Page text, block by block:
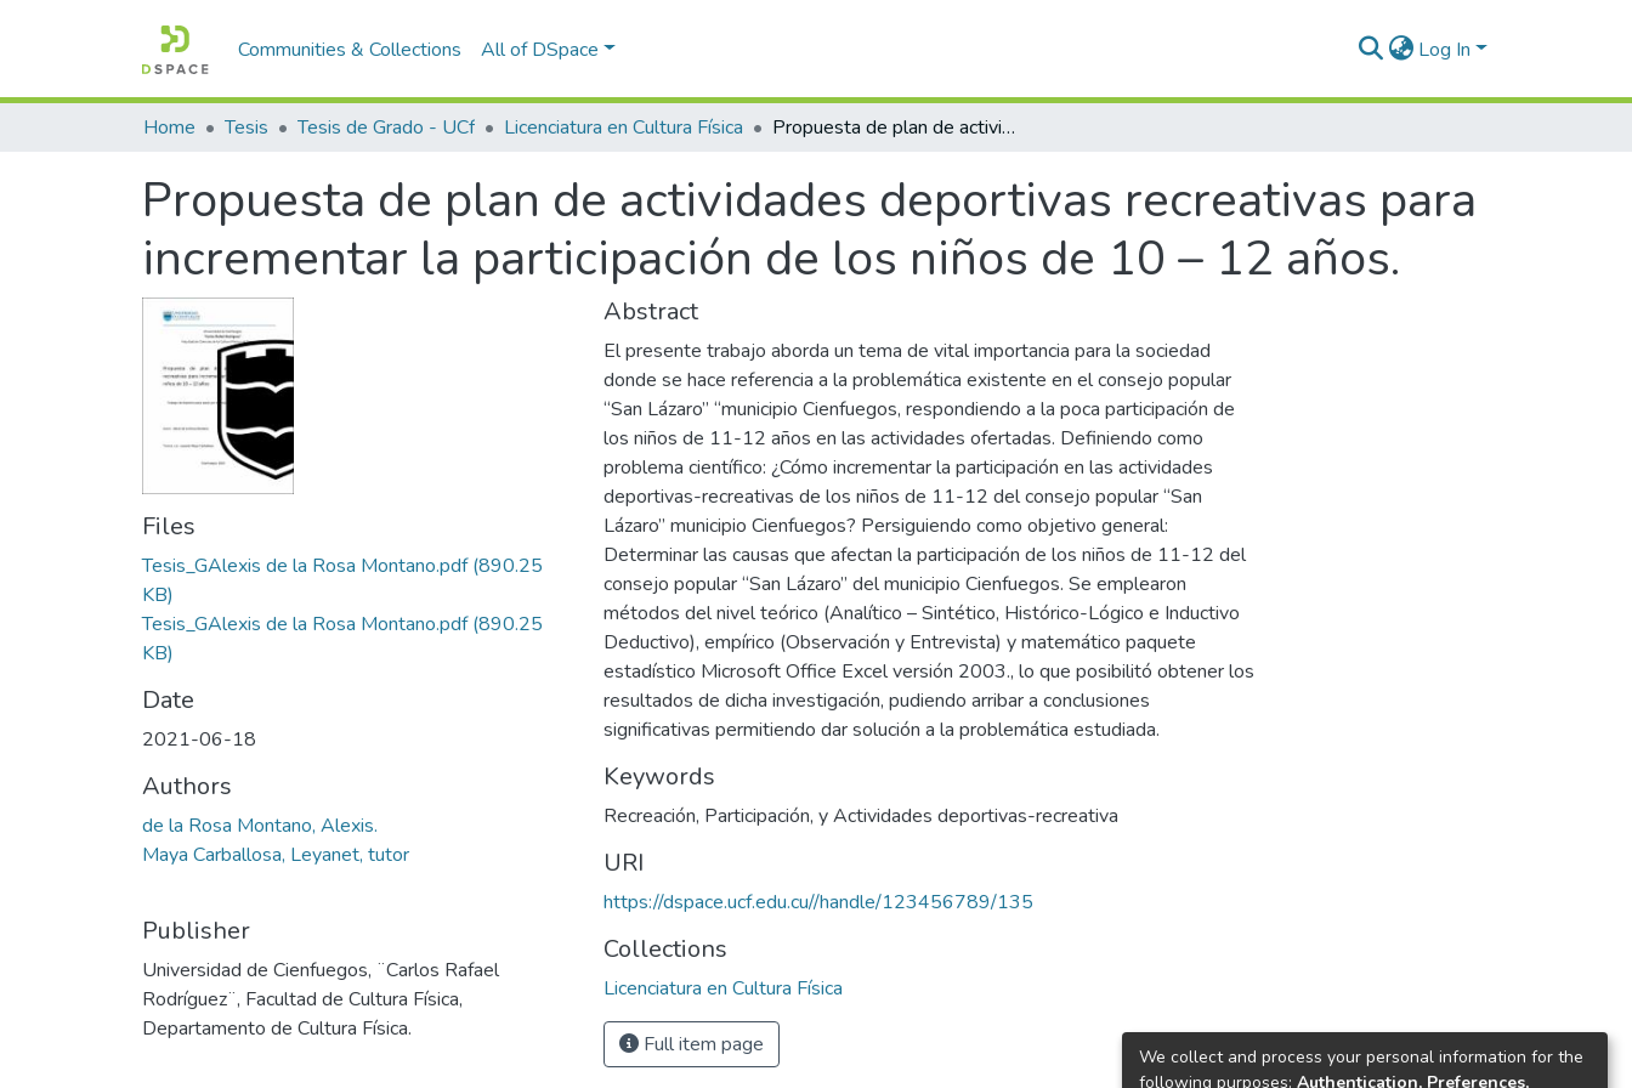
Communities & Collections All of DSpace Log In
Home Tesis Tesis de Grado - UCf Licenciatura en Cultura Física Propuesta de plan de actividades deportivas recreativas para incrementar la participación de los niños de 10 – 12 años.
Propuesta de plan de actividades deportivas recreativas para
incrementar la participación de los niños de 10 – 12 años.
Files
Tesis_GAlexis de la Rosa Montano.pdf(890.25
KB)
Tesis_GAlexis de la Rosa Montano.pdf(890.25
KB)
Date
2021-06-18
Authors
de la Rosa Montano, Alexis.
Maya Carballosa, Leyanet, tutor
Publisher
Universidad de Cienfuegos, ¨Carlos Rafael
Rodríguez¨, Facultad de Cultura Física,
Departamento de Cultura Física.
Abstract
El presente trabajo aborda un tema de vital importancia para la sociedad
donde se hace referencia a la problemática existente en el consejo popular
“San Lázaro” “municipio Cienfuegos, respondiendo a la poca participación de
los niños de 11-12 años en las actividades ofertadas. Definiendo como
problema científico: ¿Cómo incrementar la participación en las actividades
deportivas-recreativas de los niños de 11-12 del consejo popular “San
Lázaro” municipio Cienfuegos? Persiguiendo como objetivo general:
Determinar las causas que afectan la participación de los niños de 11-12 del
consejo popular “San Lázaro” del municipio Cienfuegos. Se emplearon
métodos del nivel teórico (Analítico – Sintético, Histórico-Lógico e Inductivo
Deductivo), empírico (Observación y Entrevista) y matemático paquete
estadístico Microsoft Office Excel versión 2003., lo que posibilitó obtener los
resultados de dicha investigación, pudiendo arribar a conclusiones
significativas permitiendo dar solución a la problemática estudiada.
Keywords
Recreación, Participación, y Actividades deportivas-recreativa
URI
https://dspace.ucf.edu.cu//handle/123456789/135
Collections
Licenciatura en Cultura Física
Full item page
We collect and process your personal information for the
following purposes: Authentication, Preferences,